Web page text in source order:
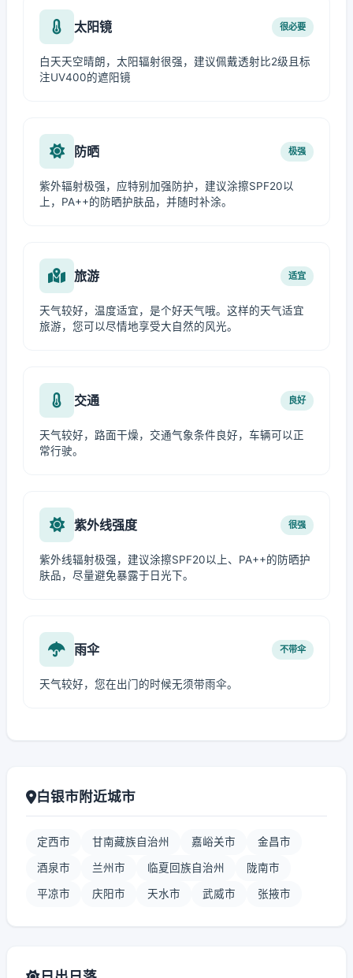
太阳镜 很必要
白天天空晴朗，太阳辐射很强，建议佩戴透射比2级且标
注UV400的遮阳镜
防晒 极强
紫外辐射极强，应特别加强防护，建议涂擦SPF20以
上，PA++的防晒护肤品，并随时补涂。
旅游 适宜
天气较好，温度适宜，是个好天气哦。这样的天气适宜
旅游，您可以尽情地享受大自然的风光。
交通 良好
天气较好，路面干燥，交通气象条件良好，车辆可以正
常行驶。
紫外线强度 很强
紫外线辐射极强，建议涂擦SPF20以上、PA++的防晒护
肤品，尽量避免暴露于日光下。
雨伞 不带伞
天气较好，您在出门的时候无须带雨伞。
白银市附近城市
定西市 甘南藏族自治州 嘉峪关市 金昌市
酒泉市 兰州市 临夏回族自治州 陇南市
平凉市 庆阳市 天水市 武威市 张掖市